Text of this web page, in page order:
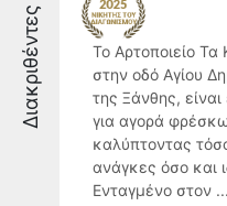
Διακριθέντες
Το Αρτοποιείο Τα
στην οδό Αγίου
της Ξάνθης,
για αγορά
καλύπτοντας
ανάγκες όσο και
Ενταγμένο στον ...